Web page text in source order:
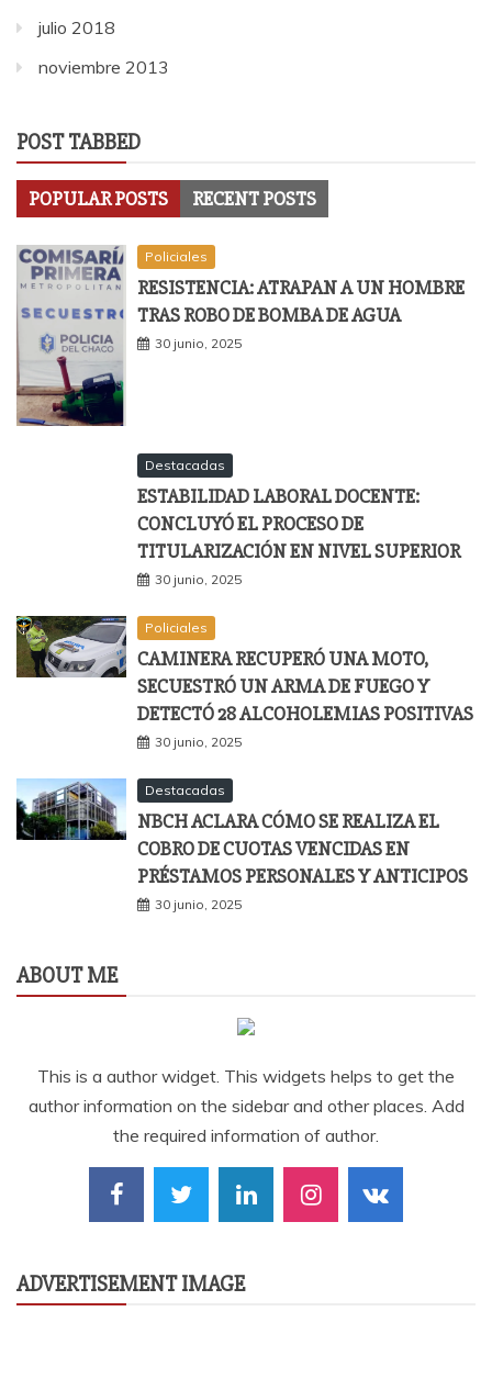
julio 2018
noviembre 2013
POST TABBED
POPULAR POSTS RECENT POSTS
Policiales
RESISTENCIA: ATRAPAN A UN HOMBRE
TRAS ROBO DE BOMBA DE AGUA
30 junio, 2025
Destacadas
ESTABILIDAD LABORAL DOCENTE:
CONCLUYÓ EL PROCESO DE
TITULARIZACIÓN EN NIVEL SUPERIOR
30 junio, 2025
Policiales
CAMINERA RECUPERÓ UNA MOTO,
SECUESTRÓ UN ARMA DE FUEGO Y
DETECTÓ 28 ALCOHOLEMIAS POSITIVAS
30 junio, 2025
Destacadas
NBCH ACLARA CÓMO SE REALIZA EL
COBRO DE CUOTAS VENCIDAS EN
PRÉSTAMOS PERSONALES Y ANTICIPOS
30 junio, 2025
ABOUT ME
This is a author widget. This widgets helps to get the
author information on the sidebar and other places. Add
the required information of author.
ADVERTISEMENT IMAGE